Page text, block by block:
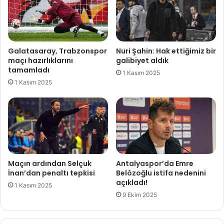
i
d
e
o
u
n
p
a
y
l
a
ş
t
ı
r
!
T
a
ı
t
l
m
ı
n
d
a
.
.
.
Galatasaray, Trabzonspor
maçı hazırlıklarını
tamamladı
1 Kasım 2025
Nuri Şahin: Hak ettiğimiz bir
galibiyet aldık
1 Kasım 2025
Maçın ardından Selçuk
İnan’dan penaltı tepkisi
1 Kasım 2025
Antalyaspor’da Emre
Belözoğlu istifa nedenini
açıkladı!
9 Ekim 2025